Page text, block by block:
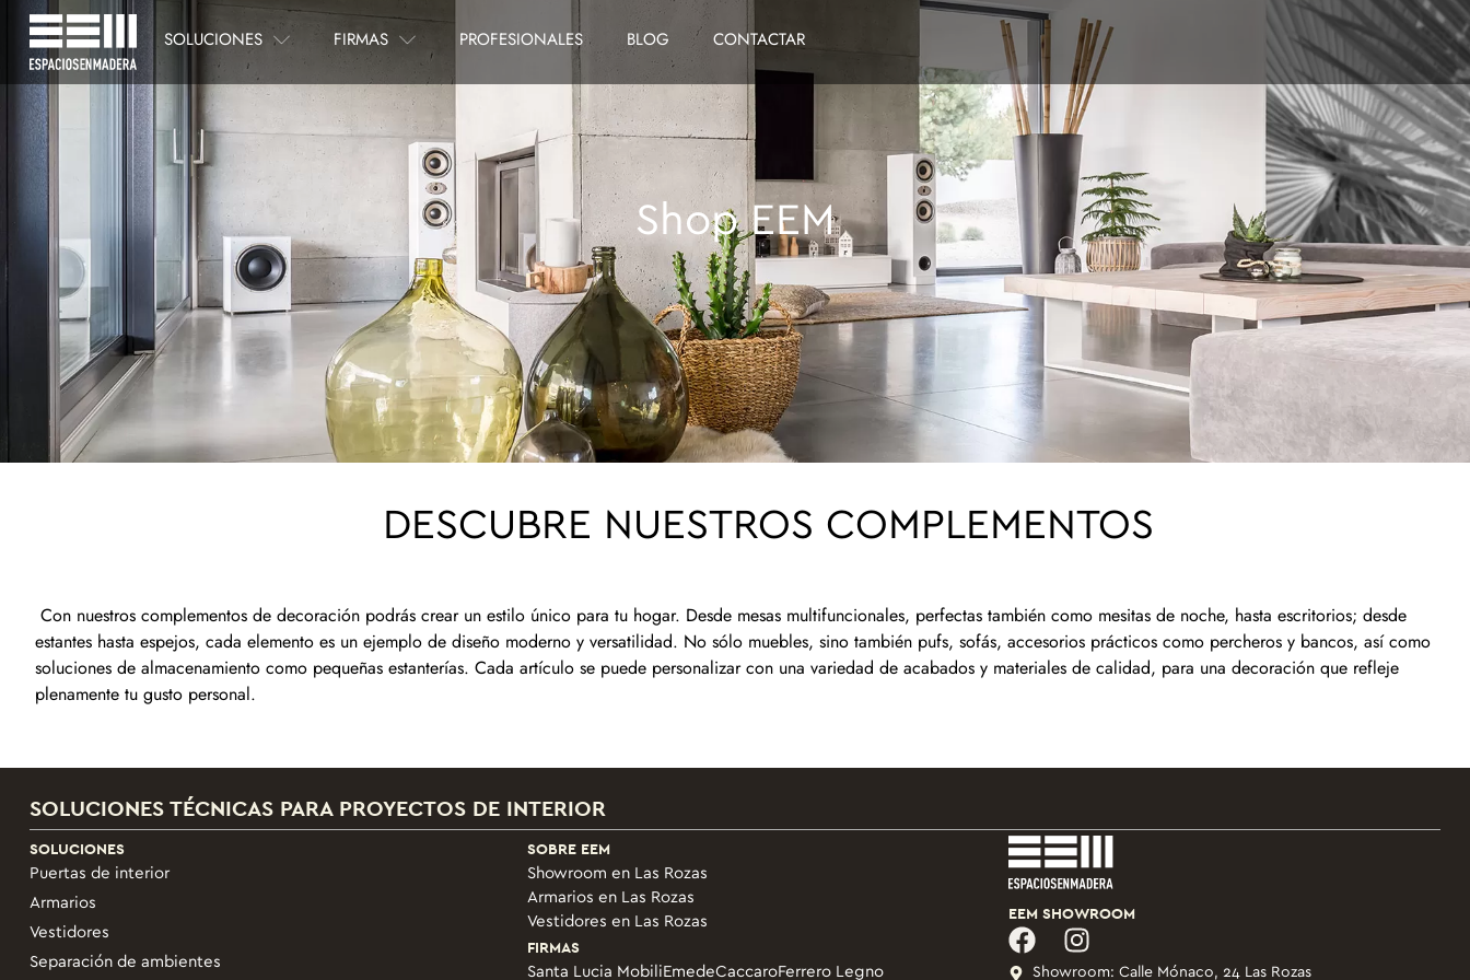
SOLUCIONES FIRMAS PROFESIONALES BLOG CONTACTAR
Shop EEM
DESCUBRE NUESTROS COMPLEMENTOS
Con nuestros complementos de decoración podrás crear un estilo único para tu hogar. Desde mesas multifuncionales, perfectas también como mesitas de noche, hasta escritorios; desde
estantes hasta espejos, cada elemento es un ejemplo de diseño moderno y versatilidad. No sólo muebles, sino también pufs, sofás, accesorios prácticos como percheros y bancos, así como
soluciones de almacenamiento como pequeñas estanterías. Cada artículo se puede personalizar con una variedad de acabados y materiales de calidad, para una decoración que refleje
plenamente tu gusto personal.
SOLUCIONES TÉCNICAS PARA PROYECTOS DE INTERIOR
SOLUCIONES
Puertas de interior
Armarios
Vestidores
Separación de ambientes
SOBRE EEM
Showroom en Las Rozas
Armarios en Las Rozas
Vestidores en Las Rozas
FIRMAS
Santa Lucia MobiliEmedeCaccaroFerrero Legno
EEM SHOWROOM
Showroom: Calle Mónaco, 24 Las Rozas